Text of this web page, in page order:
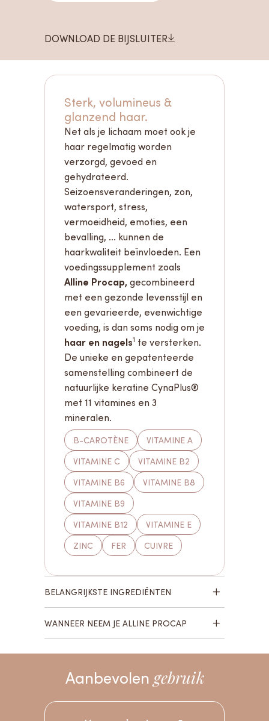

DOWNLOAD DE BIJSLUITER
Sterk, volumineus &
glanzend haar.
Net als je lichaam moet ook je
haar regelmatig worden
verzorgd, gevoed en
gehydrateerd.
Seizoensveranderingen, zon,
watersport, stress,
vermoeidheid, emoties, een
bevalling, ... kunnen de
haarkwaliteit beïnvloeden. Een
voedingssupplement zoals
Alline Procap, gecombineerd
met een gezonde levensstijl en
een gevarieerde, evenwichtige
voeding, is dan soms nodig om je
haar en nagels1 te versterken.
De unieke en gepatenteerde
samenstelling combineert de
natuurlijke keratine CynaPlus®
met 11 vitamines en 3
mineralen.
B-CAROTÈNE
VITAMINE A
VITAMINE C
VITAMINE B2
VITAMINE B6
VITAMINE B8
VITAMINE B9
VITAMINE B12
VITAMINE E
ZINC
FER CUIVRE
BELANGRIJKSTE INGREDIËNTEN
WANNEER NEEM JE ALLINE PROCAP
Aanbevolen gebruik